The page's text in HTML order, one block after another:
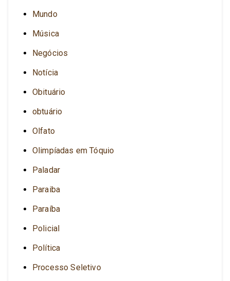
Mundo
Música
Negócios
Notícia
Obituário
obtuário
Olfato
Olimpíadas em Tóquio
Paladar
Paraiba
Paraíba
Policial
Política
Processo Seletivo